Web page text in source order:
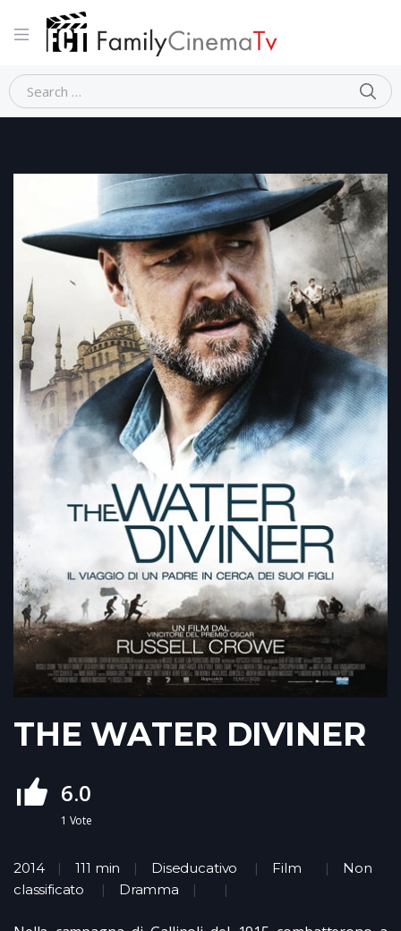
Home Dramma
THE WATER DIVINER
6.0
1 Vote
2014 111 min Diseducativo Film
Non
classificato
Dramma